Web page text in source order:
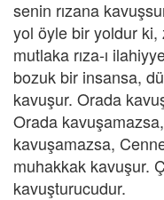
senin rızana
yol öyle bir yoldur
mutlaka rıza-ı
bozuk bir insansa,
kavuşur. Orada
Orada
kavuşamazsa,
muhakkak kavuşur.
kavuşturucudur.